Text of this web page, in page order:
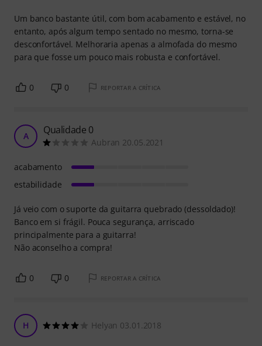
Um banco bastante útil, com bom acabamento e estável, no
entanto, após algum tempo sentado no mesmo, torna-se
desconfortável. Melhoraria apenas a almofada do mesmo
para que fosse um pouco mais robusta e confortável.
0 0 REPORTAR A CRÍTICA
A Qualidade 0
Aubran 20.05.2021
Já veio com o suporte da guitarra quebrado (dessoldado)!
Banco em si frágil. Pouca segurança, arriscado
principalmente para a guitarra!
Não aconselho a compra!
acabamento
estabilidade
0 0 REPORTAR A CRÍTICA
H Helyan 03.01.2018